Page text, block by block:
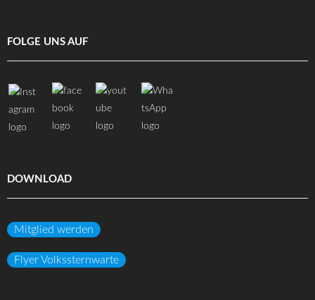
FOLGE UNS AUF
DOWNLOAD
Mitglied werden
Flyer Volkssternwarte